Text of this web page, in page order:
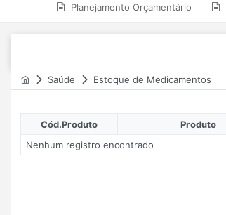
Planejamento Orçamentário
Saúde Estoque de Medicamentos
Cód.Produto Produto
Nenhum registro encontrado